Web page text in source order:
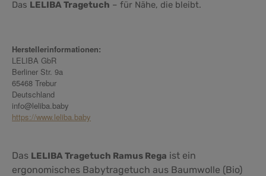
Das LELIBA Tragetuch – für Nähe, die bleibt.
Herstellerinformationen:
LELIBA GbR
Berliner Str. 9a
65468 Trebur
Deutschland
info@leliba.baby
https://www.leliba.baby
Das LELIBA Tragetuch Ramus Rega ist ein
ergonomisches Babytragetuch aus Baumwolle (Bio)